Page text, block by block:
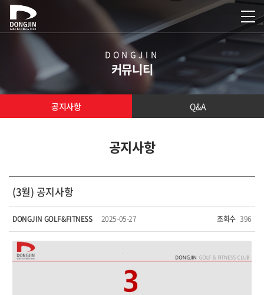
DONGJIN
커뮤니티
공지사항 Q&A
공지사항
(3월) 공지사항
DONGJIN GOLF&FITNESS 2025-05-27 조회수 396